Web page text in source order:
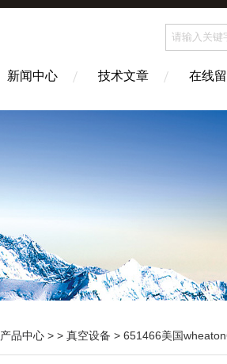
新闻中心 技术文章 在线
产品中心 > > 真空设备 > 651466美国